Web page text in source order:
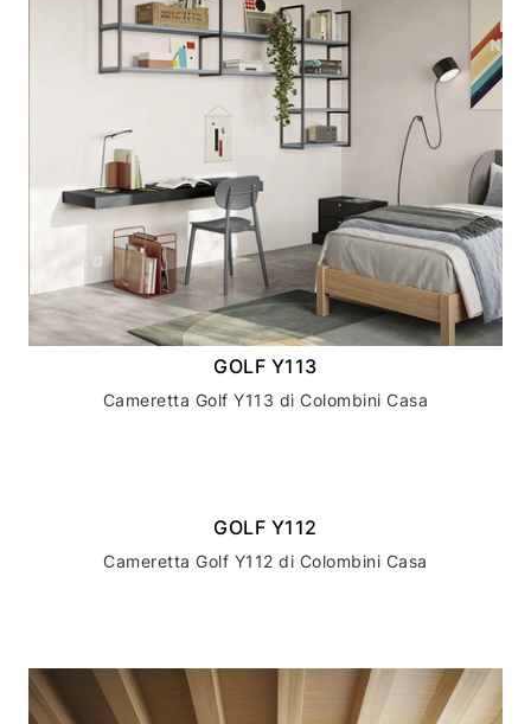
GOLF Y113
Cameretta Golf Y113 di Colombini Casa
GOLF Y112
Cameretta Golf Y112 di Colombini Casa